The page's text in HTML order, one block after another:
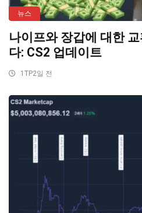
뉴스
나이프와 장갑에 대한
다: CS2 업데이트
1TP2일 전